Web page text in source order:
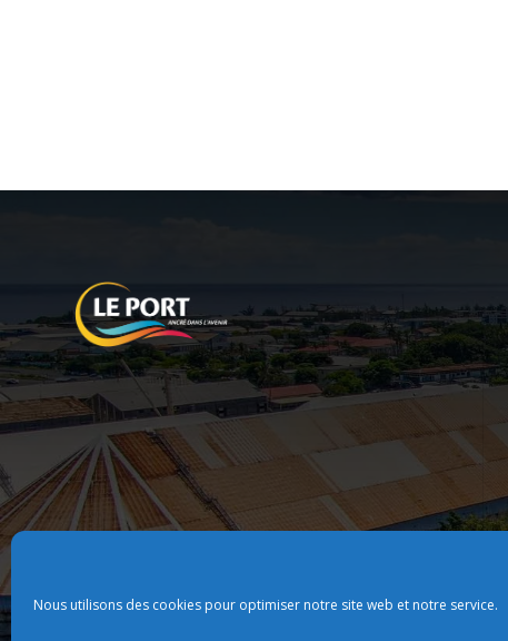
Nous utilisons des cookies pour optimiser notre site web et notre service.